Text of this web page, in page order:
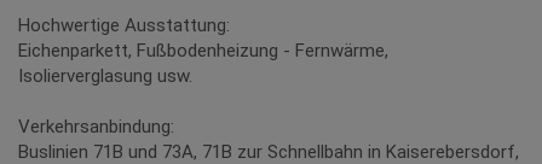
Hochwertige Ausstattung:
Eichenparkett, Fußbodenheizung - Fernwärme,
Isolierverglasung usw.
Verkehrsanbindung:
Buslinien 71B und 73A, 71B zur Schnellbahn in Kaiserebersdorf,